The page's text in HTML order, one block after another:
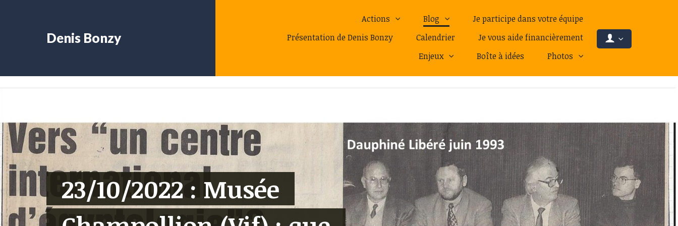
Actions Blog
Je participe dans votre équipe
Présentation de Denis Bonzy
Calendrier
Je vous aide financièrement
Enjeux
Boîte à idées Photos
Denis Bonzy
23/10/2022 : Musée